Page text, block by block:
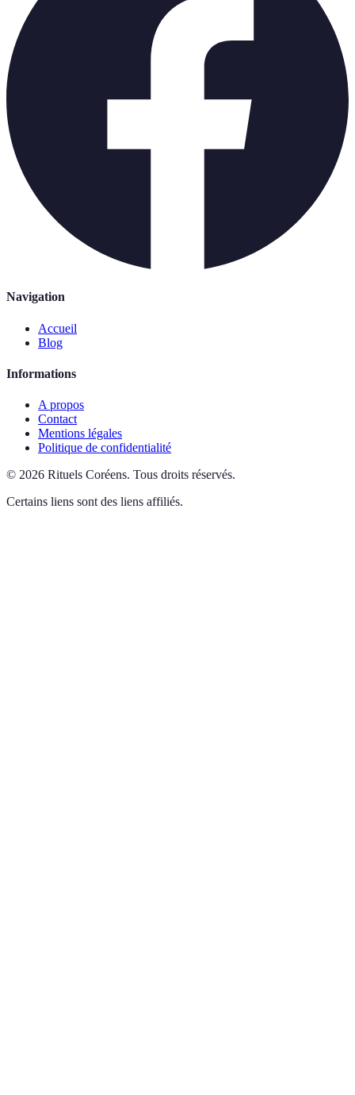
Navigation
Accueil
Blog
Informations
A propos
Contact
Mentions légales
Politique de confidentialité
© 2026 Rituels Coréens. Tous droits réservés.
Certains liens sont des liens affiliés.